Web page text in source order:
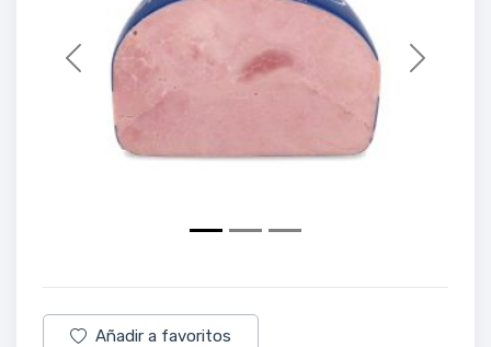
Previous Next
Añadir a favoritos